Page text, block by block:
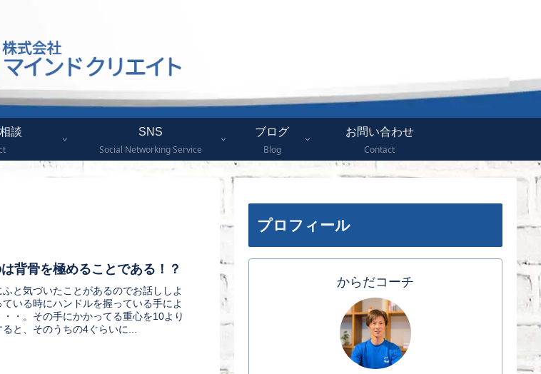
談
SNS
Social Networking Service
ブログ
Blog
お問い合わせ
Contact
背骨を極めることである！？
と気づいたことがあるのでお話ししよ
いる時にハンドルを握っている手によ
・。その手にかかってる重心を10より
と、そのうちの4ぐらいに...
プロフィール
からだコーチ